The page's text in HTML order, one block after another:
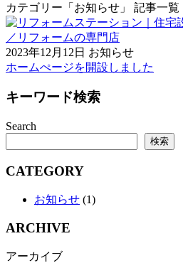
カテゴリー「お知らせ」 記事一覧
2023年12月12日 お知らせ
ホームぺージを開設しました
キーワード検索
Search
検索
CATEGORY
お知らせ (1)
ARCHIVE
アーカイブ